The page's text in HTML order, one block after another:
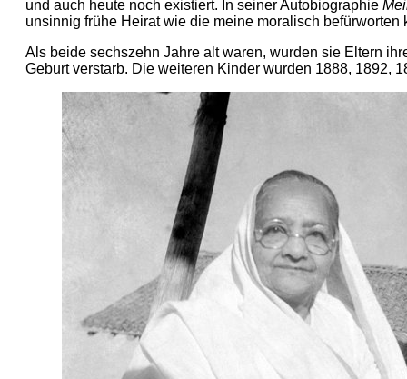
und auch heute noch existiert. In seiner Autobiographie
unsinnig frühe Heirat wie die meine moralisch befürworten
Als beide sechszehn Jahre alt waren, wurden sie Eltern
Geburt verstarb. Die weiteren Kinder wurden 1888, 1892,